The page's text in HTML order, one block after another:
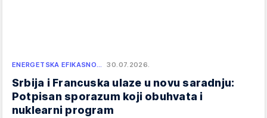
ENERGETSKA EFIKASNO… 30.07.2026.
Srbija i Francuska ulaze u novu saradnju:
Potpisan sporazum koji obuhvata i
nuklearni program